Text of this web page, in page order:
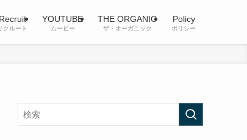
Recruit
クルート
YOUTUBE
ムービー
THE ORGANIC
ザ・オーガニック
Policy
ポリシー